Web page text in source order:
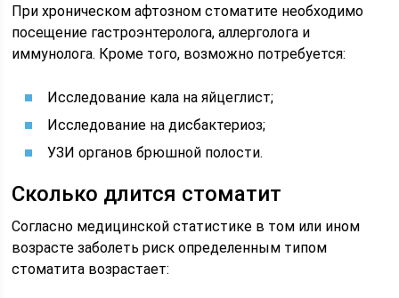
При хроническом афтозном стоматите необходимо
посещение гастроэнтеролога, аллерголога и
иммунолога. Кроме того, возможно потребуется:
Исследование кала на яйцеглист;
Исследование на дисбактериоз;
УЗИ органов брюшной полости.
Сколько длится стоматит
Согласно медицинской статистике в том или ином
возрасте заболеть риск определенным типом
стоматита возрастает: